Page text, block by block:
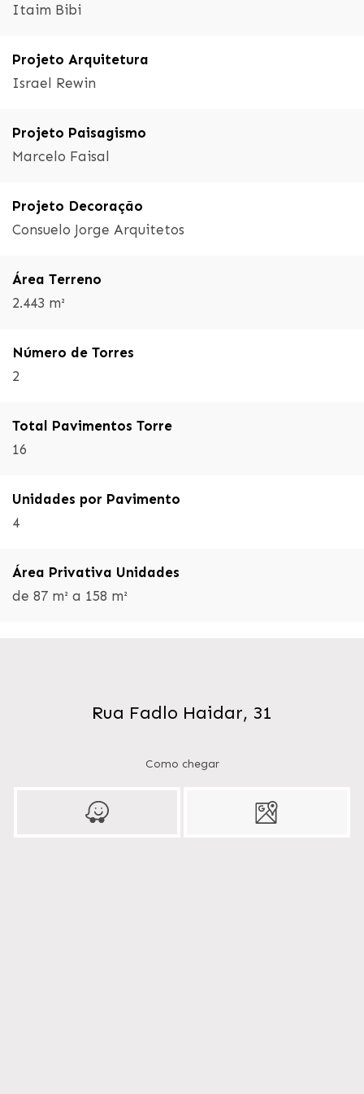
Itaim Bibi
Projeto Arquitetura
Israel Rewin
Projeto Paisagismo
Marcelo Faisal
Projeto Decoração
Consuelo Jorge Arquitetos
Área Terreno
2.443 m²
Número de Torres
2
Total Pavimentos Torre
16
Unidades por Pavimento
4
Área Privativa Unidades
de 87 m² a 158 m²
Rua Fadlo Haidar, 31
Como chegar